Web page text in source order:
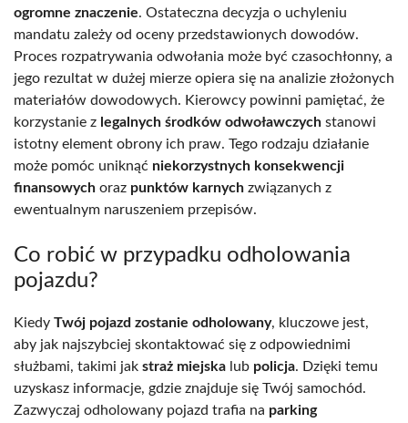
ogromne znaczenie. Ostateczna decyzja o uchyleniu
mandatu zależy od oceny przedstawionych dowodów.
Proces rozpatrywania odwołania może być czasochłonny, a
jego rezultat w dużej mierze opiera się na analizie złożonych
materiałów dowodowych. Kierowcy powinni pamiętać, że
korzystanie z legalnych środków odwoławczych stanowi
istotny element obrony ich praw. Tego rodzaju działanie
może pomóc uniknąć niekorzystnych konsekwencji
finansowych oraz punktów karnych związanych z
ewentualnym naruszeniem przepisów.
Co robić w przypadku odholowania
pojazdu?
Kiedy Twój pojazd zostanie odholowany, kluczowe jest,
aby jak najszybciej skontaktować się z odpowiednimi
służbami, takimi jak straż miejska lub policja. Dzięki temu
uzyskasz informacje, gdzie znajduje się Twój samochód.
Zazwyczaj odholowany pojazd trafia na parking